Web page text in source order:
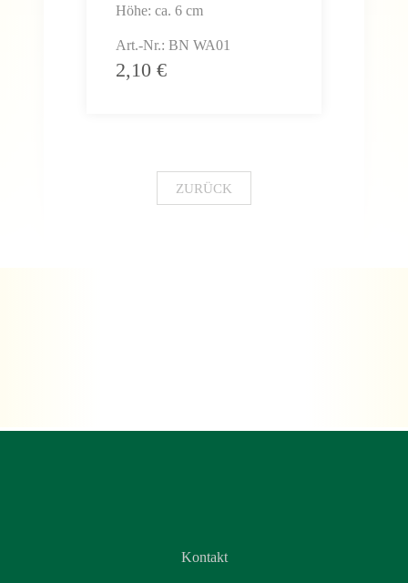
Höhe: ca. 6 cm
Art.-Nr.: BN WA01
2,10 €
ZURÜCK
Kontakt